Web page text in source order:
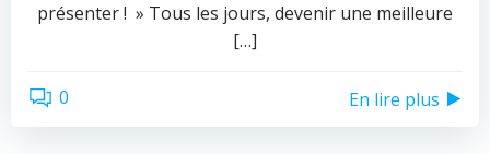
présenter ! » Tous les jours, devenir une meilleure
[…]
0 En lire plus